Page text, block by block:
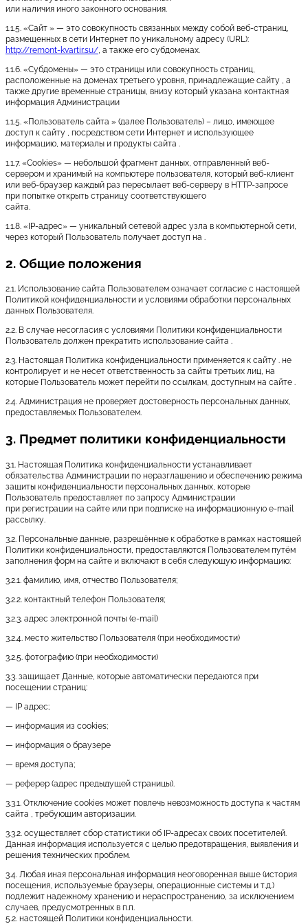
или наличия иного законного основания.
1.1.5. «Сайт » — это совокупность связанных между собой веб-страниц,
размещенных в сети Интернет по уникальному адресу (URL):
http://remont-kvartir.su/, а также его субдоменах.
1.1.6. «Субдомены» — это страницы или совокупность страниц,
расположенные на доменах третьего уровня, принадлежащие сайту , а
также другие временные страницы, внизу который указана контактная
информация Администрации
1.1.5. «Пользователь сайта » (далее Пользователь) – лицо, имеющее
доступ к сайту , посредством сети Интернет и использующее
информацию, материалы и продукты сайта .
1.1.7. «Cookies» — небольшой фрагмент данных, отправленный веб-
сервером и хранимый на компьютере пользователя, который веб-клиент
или веб-браузер каждый раз пересылает веб-серверу в HTTP-запросе
при попытке открыть страницу соответствующего
сайта.
1.1.8. «IP-адрес» — уникальный сетевой адрес узла в компьютерной сети,
через который Пользователь получает доступ на .
2. Общие положения
2.1. Использование сайта Пользователем означает согласие с настоящей
Политикой конфиденциальности и условиями обработки персональных
данных Пользователя.
2.2. В случае несогласия с условиями Политики конфиденциальности
Пользователь должен прекратить использование сайта .
2.3. Настоящая Политика конфиденциальности применяется к сайту . не
контролирует и не несет ответственность за сайты третьих лиц, на
которые Пользователь может перейти по ссылкам, доступным на сайте .
2.4. Администрация не проверяет достоверность персональных данных,
предоставляемых Пользователем.
3. Предмет политики конфиденциальности
3.1. Настоящая Политика конфиденциальности устанавливает
обязательства Администрации по неразглашению и обеспечению режима
защиты конфиденциальности персональных данных, которые
Пользователь предоставляет по запросу Администрации
при регистрации на сайте или при подписке на информационную e-mail
рассылку.
3.2. Персональные данные, разрешённые к обработке в рамках настоящей
Политики конфиденциальности, предоставляются Пользователем путём
заполнения форм на сайте и включают в себя следующую информацию:
3.2.1. фамилию, имя, отчество Пользователя;
3.2.2. контактный телефон Пользователя;
3.2.3. адрес электронной почты (e-mail)
3.2.4. место жительство Пользователя (при необходимости)
3.2.5. фотографию (при необходимости)
3.3. защищает Данные, которые автоматически передаются при
посещении страниц:
— IP адрес;
— информация из cookies;
— информация о браузере
— время доступа;
— реферер (адрес предыдущей страницы).
3.3.1. Отключение cookies может повлечь невозможность доступа к частям
сайта , требующим авторизации.
3.3.2. осуществляет сбор статистики об IP-адресах своих посетителей.
Данная информация используется с целью предотвращения, выявления и
решения технических проблем.
3.4. Любая иная персональная информация неоговоренная выше (история
посещения, используемые браузеры, операционные системы и т.д.)
подлежит надежному хранению и нераспространению, за исключением
случаев, предусмотренных в п.п.
5.2. настоящей Политики конфиденциальности.